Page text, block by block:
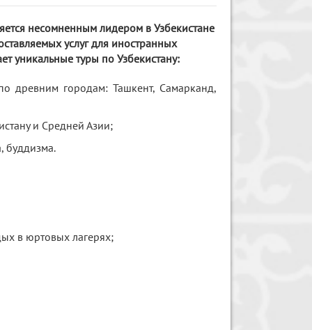
несомненным лидером в Узбекистане
услуг для иностранных
уникальные туры по Узбекистану:
древним городам: Ташкент, Самарканд,
и Средней Азии;
буддизма.
в юртовых лагерях;